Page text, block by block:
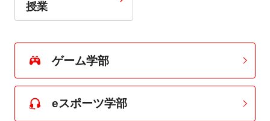
授業
ゲーム学部
eスポーツ学部